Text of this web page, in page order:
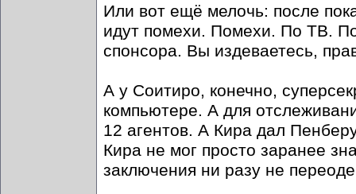
Или вот ещё мелочь: после
идут помехи. Помехи. По ТВ.
спонсора. Вы издеваетесь,
А у Соитиро, конечно,
компьютере. А для
12 агентов. А Кира дал
Кира не мог просто заранее
заключения ни разу не